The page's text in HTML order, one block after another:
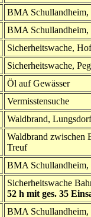
BMA Schullandheim,
BMA Schullandheim,
Sicherheitswache,
Sicherheitswache,
Öl auf Gewässer
Vermisstensuche
Waldbrand, Lungsdorf
Waldbrand zwischen
Treuf
BMA Schullandheim,
Sicherheitswache
52 h mit ges. 35
BMA Schullandheim,